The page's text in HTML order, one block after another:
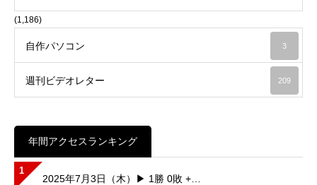
(1,186)
自作パソコン 3
週刊ビデオレター 209
年間アクセスランキング
1
2025年7月3日（木）▶ 1勝 0敗 +…